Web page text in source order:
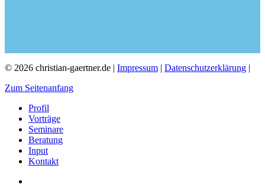
© 2026 christian-gaertner.de | Impressum | Datenschutzerklärung |
Zum Seitenanfang
Profil
Vorträge
Seminare
Beratung
Input
Kontakt